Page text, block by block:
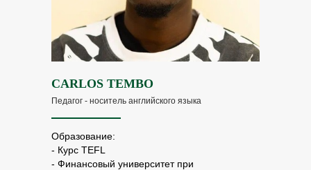
CARLOS TEMBO
Педагог - носитель английского языка
Образование:
- Курс TEFL
- Финансовый университет при